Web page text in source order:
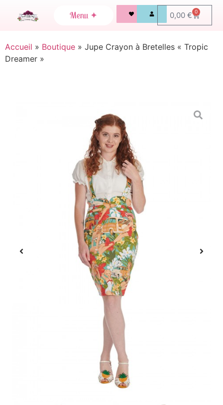
0,00 € 0
Accueil » Boutique » Jupe Crayon à Bretelles « Tropic
Dreamer »